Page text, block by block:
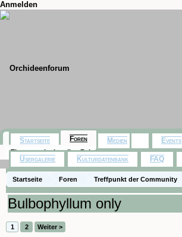
Anmelden
Startseite Foren
Treffpunkt der Community
Orchideenfotos (Hybriden)
Bulbophyllum only
1 2 Weiter >
Startseite Foren
Themen mit aktuellen Beiträgen
Medien Events
Usergalerie Kulturdatenbank FAQ